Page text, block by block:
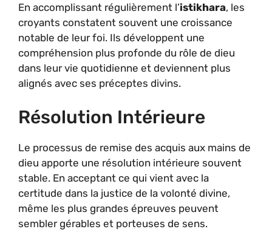
En accomplissant régulièrement l’istikhara, les
croyants constatent souvent une croissance
notable de leur foi. Ils développent une
compréhension plus profonde du rôle de dieu
dans leur vie quotidienne et deviennent plus
alignés avec ses préceptes divins.
Résolution Intérieure
Le processus de remise des acquis aux mains de
dieu apporte une résolution intérieure souvent
stable. En acceptant ce qui vient avec la
certitude dans la justice de la volonté divine,
même les plus grandes épreuves peuvent
sembler gérables et porteuses de sens.